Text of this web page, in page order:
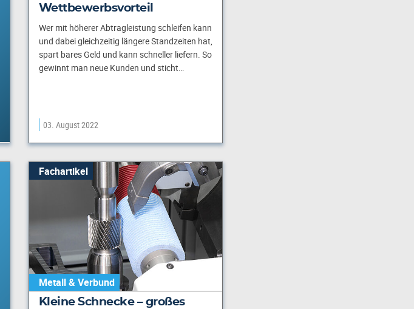
Wettbewerbsvorteil
Wer mit höherer Abtragleistung schleifen kann
und dabei gleichzeitig längere Standzeiten hat,
spart bares Geld und kann schneller liefern. So
gewinnt man neue Kunden und sticht…
03. August 2022
Fachartikel
Metall & Verbund
Kleine Schnecke – großes